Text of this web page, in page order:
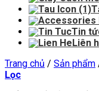
Tin
Liên
Trang chủ / Sản phẩm
Lọc